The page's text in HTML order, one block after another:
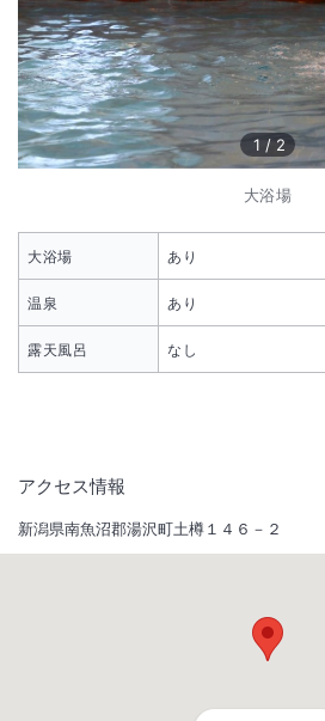
1 / 2
大浴場
大浴場 あり
温泉 あり
露天風呂 なし
アクセス情報
新潟県南魚沼郡湯沢町土樽１４６－２